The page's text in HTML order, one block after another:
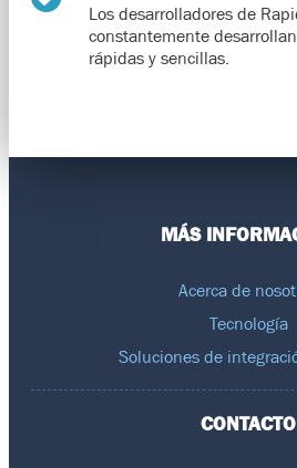
Los desarrolladores de
constantemente
rápidas y sencillas.
MÁS
Acerca de
Tecnología
Soluciones de
CONTACTO